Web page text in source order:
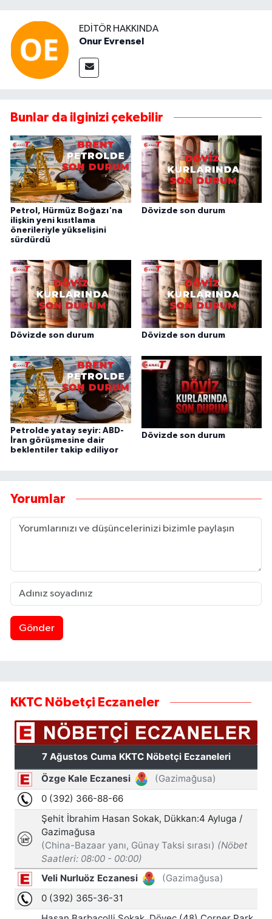
EDITÖR HAKKINDA
Onur Evrensel
Bunlar da ilginizi çekebilir
Petrol, Hürmüz Boğazı'na
ilişkin yeni kısıtlama
önerileriyle yükselişini
sürdürdü
Dövizde son durum
Dövizde son durum Dövizde son durum
Petrolde yatay seyir: ABD-
İran görüşmesine dair
beklentiler takip ediliyor
Dövizde son durum
Yorumlar
Gönder
KKTC Nöbetçi Eczaneler